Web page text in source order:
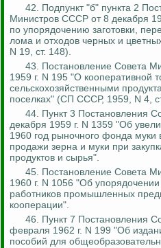
42. Подпункт "б" пункта 2
Министров СССР от 8 декабря
по упорядочению заготовки,
лома и отходов черных и
N 19, ст. 148).
43. Постановление Совета
1959 г. N 195 "О кооперативной
сельскохозяйственными
поселках" (СП СССР, 1959, N 4,
44. Пункт 3 Постановления
декабря 1959 г. N 1359 "Об
1960 год рыночного фонда муки
продажи зерна и муки при
продуктов и сырья".
45. Постановление Совета
1960 г. N 1056 "Об
работников промышленных
кооперации".
46. Пункт 7 Постановления
февраля 1962 г. N 199 "Об
пособий для